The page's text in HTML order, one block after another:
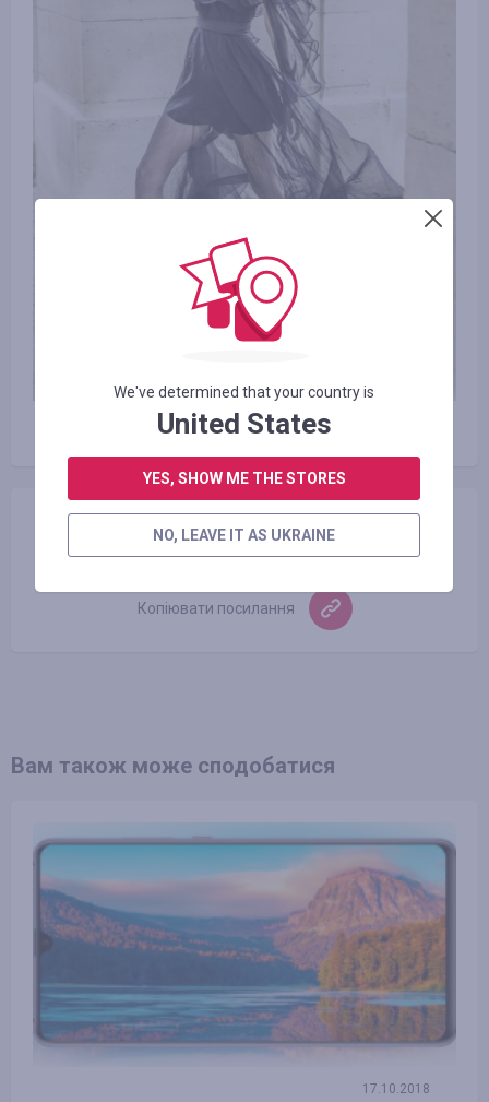
Поділитися
Копіювати посилання
Вам також може сподобатися
17.10.2018
We've determined that your country is
United States
YES, SHOW ME THE STORES
NO, LEAVE IT AS UKRAINE